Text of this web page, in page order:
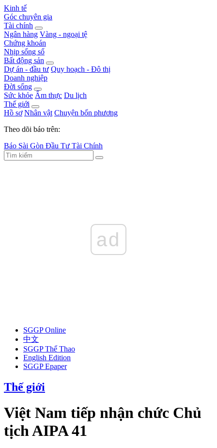
Kinh tế
Góc chuyên gia
Tài chính
Ngân hàng Vàng - ngoại tệ
Chứng khoán
Nhịp sống số
Bất động sản
Dự án - đầu tư Quy hoạch - Đô thị
Doanh nghiệp
Đời sống
Sức khỏe Ẩm thực Du lịch
Thế giới
Hồ sơ Nhân vật Chuyện bốn phương
Theo dõi báo trên:
Báo Sài Gòn Đầu Tư Tài Chính
ad
SGGP Online
中文
SGGP Thể Thao
English Edition
SGGP Epaper
Thế giới
Việt Nam tiếp nhận chức Chủ
tịch AIPA 41